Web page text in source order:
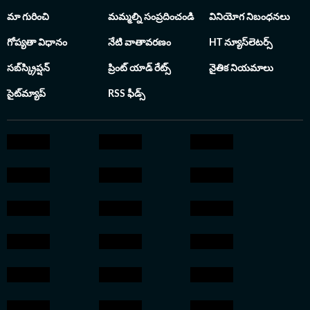
అందిస్తున్నారు. ప్రతి కథనాన్ని లోతుగా విశ్లేషించి పాఠకులకు
సులభంగా అర్థమయ్యేలా అందించడం సంజీవ్ కుమార్ శైలి.
మా గురించి మమ్మల్ని సంప్రదించండి వినియోగ నిబంధనలు
గోప్యతా విధానం నేటి వాతావరణం HT న్యూస్‌లెటర్స్
సబ్‌స్క్రిప్షన్ ప్రింట్ యాడ్ రేట్స్ నైతిక నియమాలు
సైట్‌మ్యాప్ RSS ఫీడ్స్